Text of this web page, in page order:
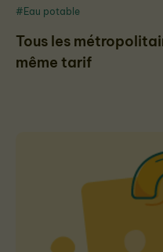
Tous les
même tarif
#Eau potable